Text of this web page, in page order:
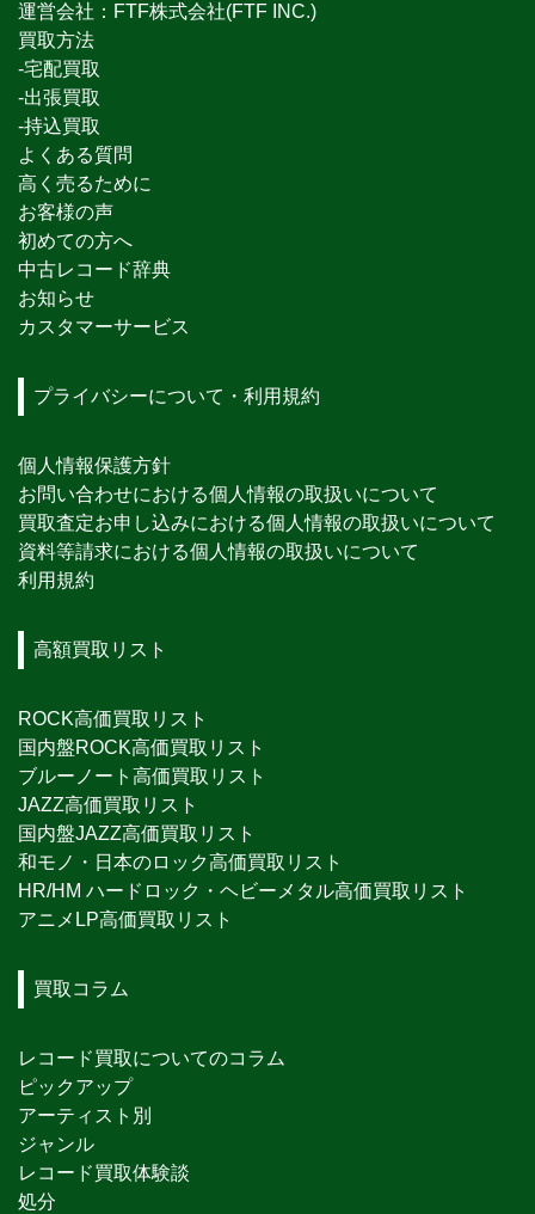
運営会社：FTF株式会社(FTF INC.)
買取方法
-宅配買取
-出張買取
-持込買取
よくある質問
高く売るために
お客様の声
初めての方へ
中古レコード辞典
お知らせ
カスタマーサービス
プライバシーについて・利用規約
個人情報保護方針
お問い合わせにおける個人情報の取扱いについて
買取査定お申し込みにおける個人情報の取扱いについて
資料等請求における個人情報の取扱いについて
利用規約
高額買取リスト
ROCK高価買取リスト
国内盤ROCK高価買取リスト
ブルーノート高価買取リスト
JAZZ高価買取リスト
国内盤JAZZ高価買取リスト
和モノ・日本のロック高価買取リスト
HR/HM ハードロック・ヘビーメタル高価買取リスト
アニメLP高価買取リスト
買取コラム
レコード買取についてのコラム
ピックアップ
アーティスト別
ジャンル
レコード買取体験談
処分